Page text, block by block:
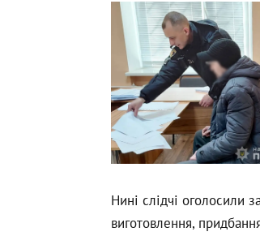
Нині слідчі оголосили
виготовлення,